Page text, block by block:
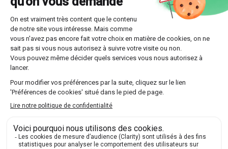
de
Salamanque
Espagne 1218
Humaines
Université
de
Cambridge
Angleterre 1209 Philosophie
Impact et héritage des universités
médiévales
dans nos systèmes éducatifs contemporains. Leurs
structures académiques, leurs programmes